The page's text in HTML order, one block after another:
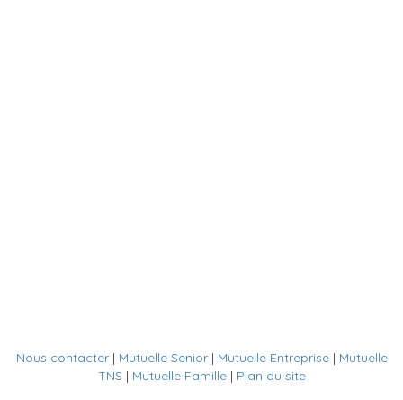
Nous contacter| Mutuelle Senior| Mutuelle Entreprise| Mutuelle
TNS | Mutuelle Famille| Plan du site